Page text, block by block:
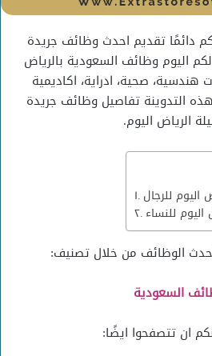
دائمًا تقديم احدث وظائف جريدة
اليوم وظائف السعودية بالرياض
صحية، ادراية، اكاديمية
التدوينة تفاصيل وظائف جريدة
الرياض اليوم.
اليوم للرجال
للنساء
الوظائف من خلال تصنيف:
السعودية
ان تتصفحوا ايضًا: